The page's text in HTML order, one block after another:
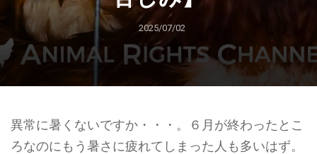
2025/07/02
異常に暑くないですか・・・。６月が終わったとこ
ろなのにもう暑さに疲れてしまった人も多いはず。